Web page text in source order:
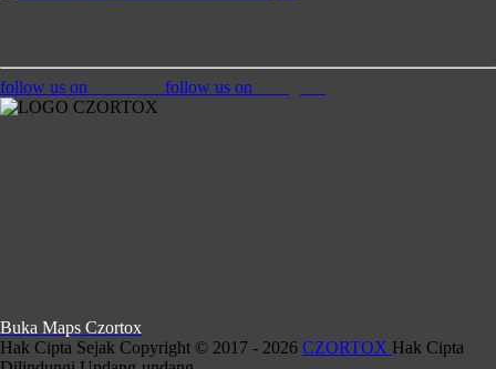
follow us on follow us on
Buka Maps Czortox
Hak Cipta Sejak Copyright © 2017 - 2026 CZORTOX Hak Cipta